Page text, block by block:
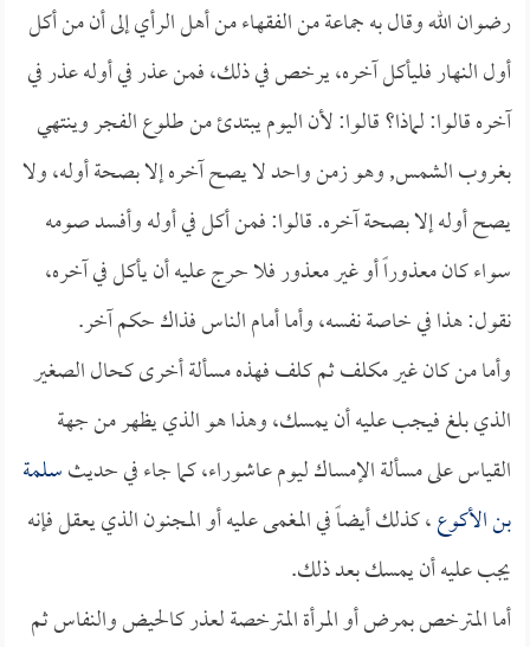
رضوان الله وقال به جماعة من الفقهاء من أهل الرأي إلى أن من أكل
أول النهار فليأكل آخره، يرخص في ذلك، فمن عذر في أوله عذر في
آخره قالوا: لماذا؟ قالوا: لأن اليوم يبتدئ من طلوع الفجر وينتهي
بغروب الشمس, وهو زمن واحد لا يصح آخره إلا بصحة أوله، ولا
يصح أوله إلا بصحة آخره. قالوا: فمن أكل في أوله وأفسد صومه
سواء كان معذوراً أو غير معذور فلا حرج عليه أن يأكل في آخره،
نقول: هذا في خاصة نفسه، وأما أمام الناس فذاك حكم آخر.
وأما من كان غير مكلف ثم كلف فهذه مسألة أخرى كحال الصغير
الذي بلغ فيجب عليه أن يمسك، وهذا هو الذي يظهر من جهة
القياس على مسألة الإمساك ليوم عاشوراء، كما جاء في حديثسلمة
بن الأكوع، كذلك أيضاً في المغمى عليه أو المجنون الذي يعقل فإنه
يجب عليه أن يمسك بعد ذلك.
أما المترخص بمرض أو المرأة المترخصة لعذر كالحيض والنفاس ثم